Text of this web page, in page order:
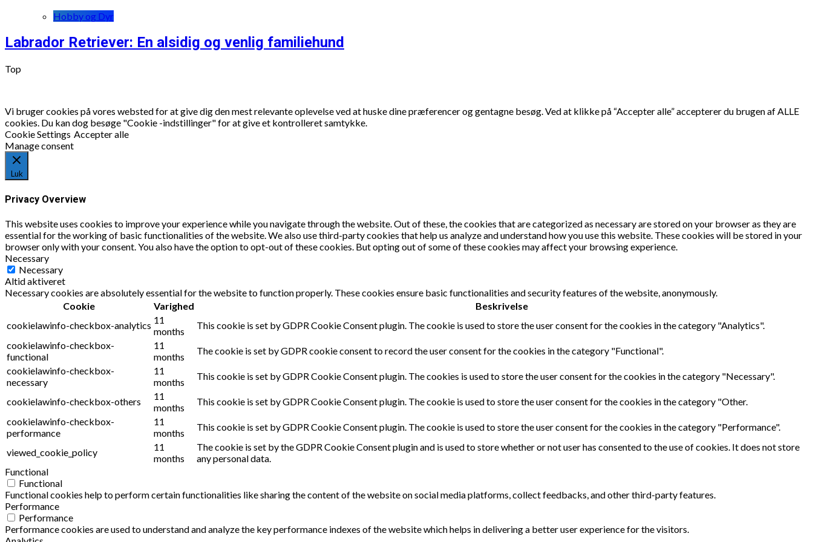
Hobby og Dyr
Labrador Retriever: En alsidig og venlig familiehund
Top
Vi bruger cookies på vores websted for at give dig den mest relevante oplevelse ved at huske dine præferencer og gentagne besøg. Ved at klikke på “Accepter alle” accepterer du brugen af ALLE
cookies. Du kan dog besøge "Cookie -indstillinger" for at give et kontrolleret samtykke.
Cookie Settings Accepter alle
Manage consent
Luk
Privacy Overview
This website uses cookies to improve your experience while you navigate through the website. Out of these, the cookies that are categorized as necessary are stored on your browser as they are
essential for the working of basic functionalities of the website. We also use third-party cookies that help us analyze and understand how you use this website. These cookies will be stored in your
browser only with your consent. You also have the option to opt-out of these cookies. But opting out of some of these cookies may affect your browsing experience.
Necessary
Necessary
Altid aktiveret
Necessary cookies are absolutely essential for the website to function properly. These cookies ensure basic functionalities and security features of the website, anonymously.
Cookie
Varighed
Beskrivelse
cookielawinfo-checkbox-analytics 11
months
This cookie is set by GDPR Cookie Consent plugin. The cookie is used to store the user consent for the cookies in the category "Analytics".
cookielawinfo-checkbox-
functional
11
months
The cookie is set by GDPR cookie consent to record the user consent for the cookies in the category "Functional".
cookielawinfo-checkbox-
necessary
11
months
This cookie is set by GDPR Cookie Consent plugin. The cookies is used to store the user consent for the cookies in the category "Necessary".
cookielawinfo-checkbox-others
11
months
This cookie is set by GDPR Cookie Consent plugin. The cookie is used to store the user consent for the cookies in the category "Other.
cookielawinfo-checkbox-
performance
11
months
This cookie is set by GDPR Cookie Consent plugin. The cookie is used to store the user consent for the cookies in the category "Performance".
viewed_cookie_policy
11
months
The cookie is set by the GDPR Cookie Consent plugin and is used to store whether or not user has consented to the use of cookies. It does not store
any personal data.
Functional
Functional
Functional cookies help to perform certain functionalities like sharing the content of the website on social media platforms, collect feedbacks, and other third-party features.
Performance
Performance
Performance cookies are used to understand and analyze the key performance indexes of the website which helps in delivering a better user experience for the visitors.